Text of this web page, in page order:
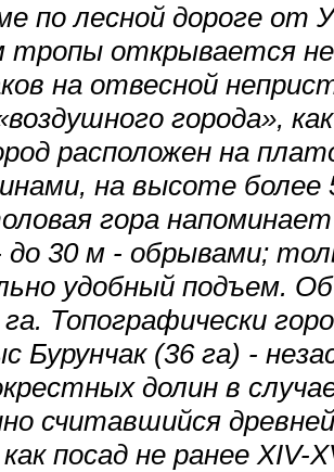
по лесной дороге от
тропы открывается
на отвесной
города»,
расположен на
на высоте
гора
до 30 м - обрывами;
удобный подъем.
Топографически
Бурунчак (36 га) -
долин в
считавшийся
посад не ранее XIV-